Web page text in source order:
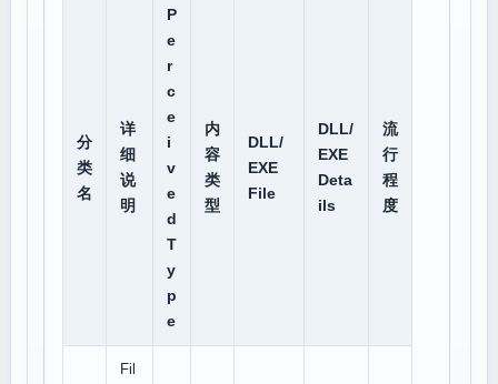
分
类
名
详
细
说
明
P
e
r
c
e
i
v
e
d
T
y
p
e
内
容
类
型
DLL/
EXE
File
DLL/
EXE
Deta
ils
流
行
程
度
Fil